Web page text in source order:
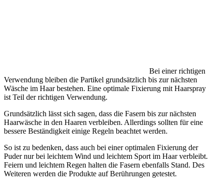
Bei einer richtigen
Verwendung bleiben die Partikel grundsätzlich bis zur nächsten
Wäsche im Haar bestehen. Eine optimale Fixierung mit Haarspray
ist Teil der richtigen Verwendung.
Grundsätzlich lässt sich sagen, dass die Fasern bis zur nächsten
Haarwäsche in den Haaren verbleiben. Allerdings sollten für eine
bessere Beständigkeit einige Regeln beachtet werden.
So ist zu bedenken, dass auch bei einer optimalen Fixierung der
Puder nur bei leichtem Wind und leichtem Sport im Haar verbleibt.
Feiern und leichtem Regen halten die Fasern ebenfalls Stand. Des
Weiteren werden die Produkte auf Berührungen getestet.